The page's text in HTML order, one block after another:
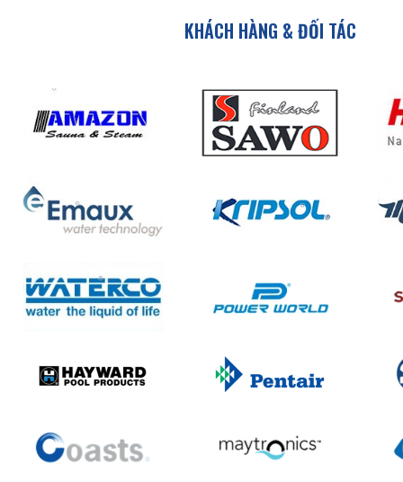
KHÁCH HÀNG & ĐỐI TÁC